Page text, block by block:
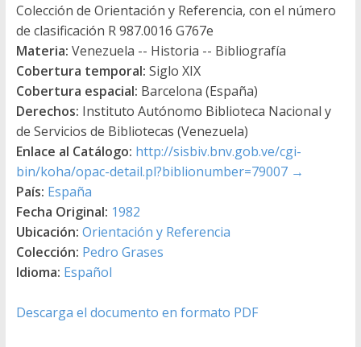
Colección de Orientación y Referencia, con el número
de clasificación R 987.0016 G767e
Materia: Venezuela -- Historia -- Bibliografía
Cobertura temporal: Siglo XIX
Cobertura espacial: Barcelona (España)
Derechos: Instituto Autónomo Biblioteca Nacional y
de Servicios de Bibliotecas (Venezuela)
Enlace al Catálogo: http://sisbiv.bnv.gob.ve/cgi-
bin/koha/opac-detail.pl?biblionumber=79007 →
País: España
Fecha Original: 1982
Ubicación: Orientación y Referencia
Colección: Pedro Grases
Idioma: Español
Descarga el documento en formato PDF